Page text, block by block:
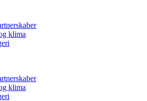
klima
klima